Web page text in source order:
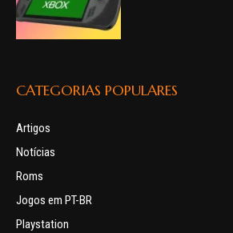
CATEGORIAS POPULARES
Artigos
Notícias
Roms
Jogos em PT-BR
Playstation